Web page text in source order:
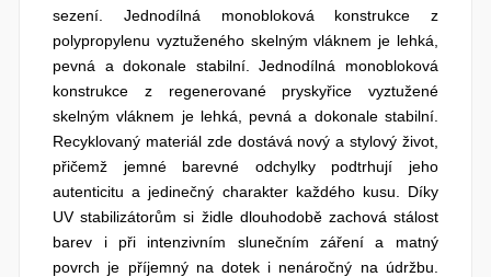
sezení. Jednodílná monobloková konstrukce z
polypropylenu vyztuženého skelným vláknem je lehká,
pevná a dokonale stabilní. Jednodílná monobloková
konstrukce z regenerované pryskyřice vyztužené
skelným vláknem je lehká, pevná a dokonale stabilní.
Recyklovaný materiál zde dostává nový a stylový život,
přičemž jemné barevné odchylky podtrhují jeho
autenticitu a jedinečný charakter každého kusu. Díky
UV stabilizátorům si židle dlouhodobě zachová stálost
barev i při intenzivním slunečním záření a matný
povrch je příjemný na dotek i nenáročný na údržbu.